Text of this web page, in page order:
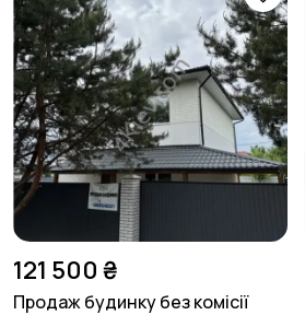
121 500 ₴
Продаж будинку без комісії